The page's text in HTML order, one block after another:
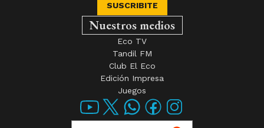
SUSCRIBITE
Nuestros medios
Eco TV
Tandil FM
Club El Eco
Edición Impresa
Juegos